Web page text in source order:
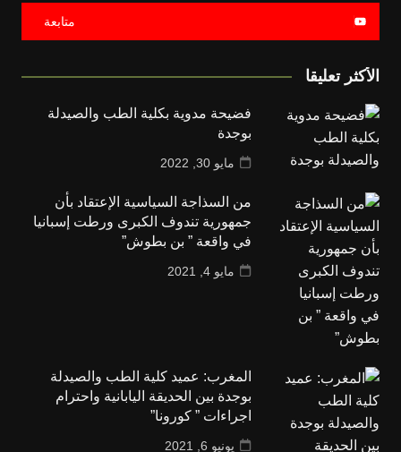
متابعة
الأكثر تعليقا
فضيحة مدوية بكلية الطب والصيدلة
بوجدة
مايو 30, 2022
من السذاجة السياسية الإعتقاد بأن
جمهورية تندوف الكبرى ورطت إسبانيا
في واقعة ” بن بطوش”
مايو 4, 2021
المغرب: عميد كلية الطب والصيدلة
بوجدة بين الحديقة اليابانية واحترام
اجراءات ” كورونا”
يونيو 6, 2021